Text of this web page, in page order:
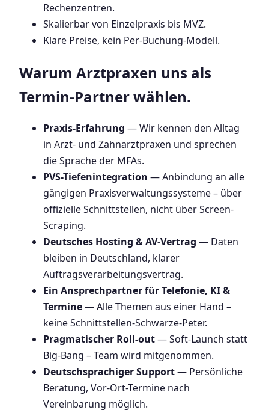
Rechenzentren.
Skalierbar von Einzelpraxis bis MVZ.
Klare Preise, kein Per-Buchung-Modell.
Warum Arztpraxen uns als
Termin-Partner wählen.
Praxis-Erfahrung — Wir kennen den Alltag
in Arzt- und Zahnarztpraxen und sprechen
die Sprache der MFAs.
PVS-Tiefenintegration — Anbindung an alle
gängigen Praxisverwaltungssysteme – über
offizielle Schnittstellen, nicht über Screen-
Scraping.
Deutsches Hosting & AV-Vertrag — Daten
bleiben in Deutschland, klarer
Auftragsverarbeitungsvertrag.
Ein Ansprechpartner für Telefonie, KI &
Termine— Alle Themen aus einer Hand –
keine Schnittstellen-Schwarze-Peter.
Pragmatischer Roll-out— Soft-Launch statt
Big-Bang – Team wird mitgenommen.
Deutschsprachiger Support— Persönliche
Beratung, Vor-Ort-Termine nach
Vereinbarung möglich.